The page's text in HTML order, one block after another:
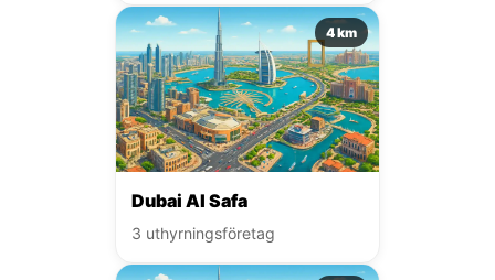
4 km
Dubai Al Safa
3 uthyrningsföretag